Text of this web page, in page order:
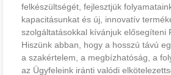
felkészültségét, fejlesztjük
kapacitásunkat és új, innovatív
szolgáltatásokkal kívánjuk elősegíteni
Hiszünk abban, hogy a hosszú távú
a szakértelem, a megbízhatóság, a
az Ügyfeleink iránti valódi